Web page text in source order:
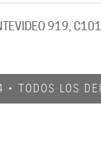
919,
TODOS LOS